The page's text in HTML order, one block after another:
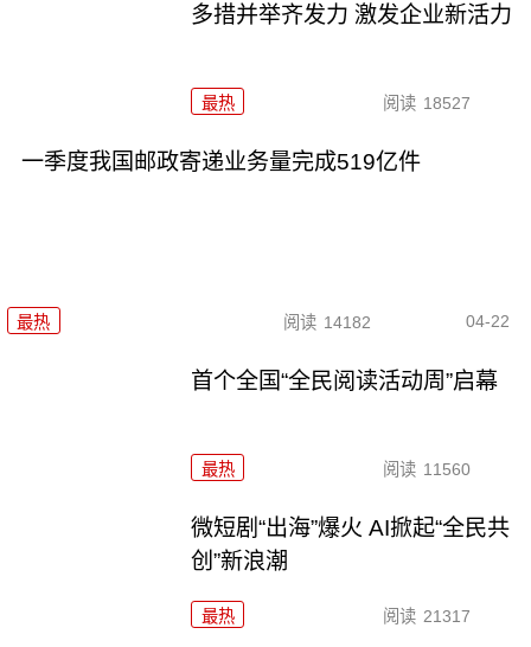
多措并举齐发力 激发企业新活力
最热 阅读 18527
一季度我国邮政寄递业务量完成519亿件
最热 阅读 14182 04-22
首个全国“全民阅读活动周”启幕
最热 阅读 11560
微短剧“出海”爆火 AI掀起“全民共
创”新浪潮
最热 阅读 21317